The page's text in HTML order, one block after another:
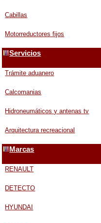
Cabillas
Motorreductores fijos
Servicios
Trámite aduanero
Calcomanias
Hidroneumáticos y antenas tv
Arquitectura recreacional
Marcas
RENAULT
DETECTO
HYUNDAI